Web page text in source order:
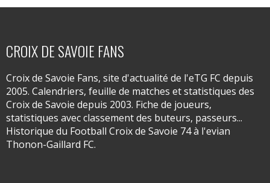
CROIX DE SAVOIE FANS
Croix de Savoie Fans, site d'actualité de l'eTG FC depuis
2005. Calendriers, feuille de matches et statistiques des
Croix de Savoie depuis 2003. Fiche de joueurs,
statistiques avec classement des buteurs, passeurs...
Historique du Football Croix de Savoie 74 à l'evian
Thonon-Gaillard FC.